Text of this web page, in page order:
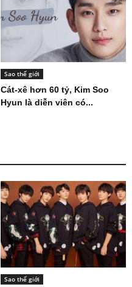
Sao thế giới
Cát-xê hơn 60 tỷ, Kim Soo
Hyun là diễn viên có...
Sao thế giới